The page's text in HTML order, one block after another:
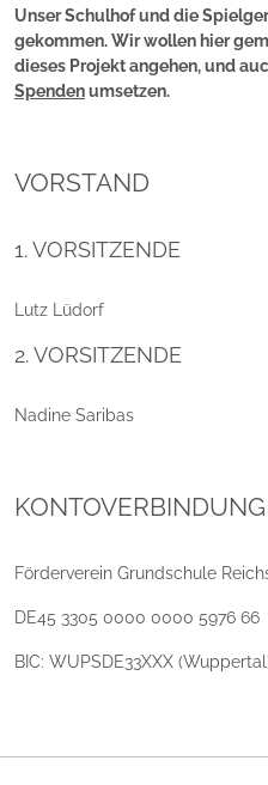
Unser Schulhof und die
gekommen. Wir wollen hier
dieses Projekt angehen, und
Spendenumsetzen.
VORSTAND
1. VORSITZENDE
Lutz Lüdorf
2. VORSITZENDE
Nadine Saribas
KONTOVERBINDUNG
Förderverein Grundschule
DE45 3305 0000 0000 5976 66
BIC: WUPSDE33XXX